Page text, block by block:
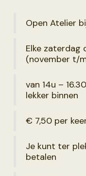
Open Atelier
Elke zaterdag
(november t/
van 14u –
lekker binnen
€ 7,50 per
Je kunt ter
betalen